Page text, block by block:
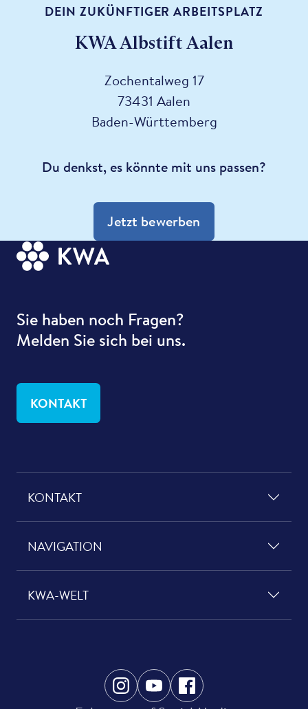
DEIN ZUKÜNFTIGER ARBEITSPLATZ
KWA Albstift Aalen
Zochentalweg 17
73431 Aalen
Baden-Württemberg
Du denkst, es könnte mit uns passen?
Jetzt bewerben
Sie haben noch Fragen?
Melden Sie sich bei uns.
KONTAKT
KONTAKT
NAVIGATION
KWA-WELT